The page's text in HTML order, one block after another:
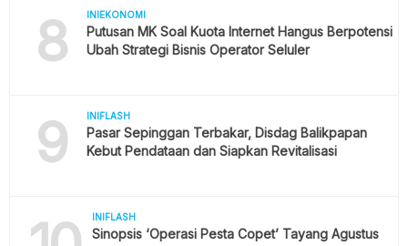
8 INIEKONOMI
Putusan MK Soal Kuota Internet Hangus Berpotensi
Ubah Strategi Bisnis Operator Seluler
9 INIFLASH
Pasar Sepinggan Terbakar, Disdag Balikpapan
Kebut Pendataan dan Siapkan Revitalisasi
INIFLASH
Sinopsis ‘Operasi Pesta Copet’ Tayang Agustus